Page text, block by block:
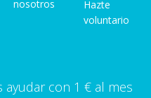
nosotros
Hazte
voluntario
con 1 € al mes